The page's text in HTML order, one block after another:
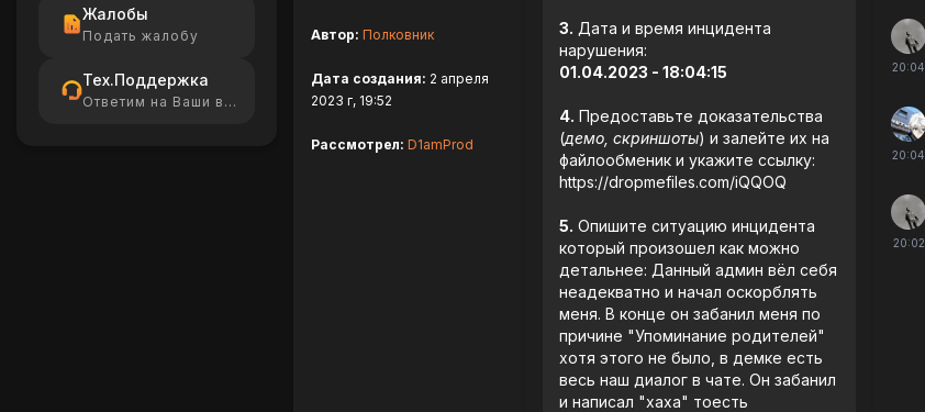
Жалобы
Подать жалобу
Тех.Поддержка
Ответим на Ваши вопросы
Автор: Полковник
Дата создания: 2 апреля
2023 г, 19:52
Рассмотрел: D1amProd
3. Дата и время инцидента
нарушения:
01.04.2023 - 18:04:15
4. Предоставьте доказательства
(демо, скриншоты) и залейте их на
файлообменик и укажите ссылку:
https://dropmefiles.com/iQQOQ
5. Опишите ситуацию инцидента
который произошел как можно
детальнее: Данный админ вёл себя
неадекватно и начал оскорблять
меня. В конце он забанил меня по
причине "Упоминание родителей"
хотя этого не было, в демке есть
весь наш диалог в чате. Он забанил
и написал "хаха" тоесть
20:04
20:04
20:02